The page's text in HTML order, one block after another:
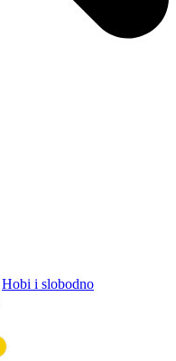
Hobi i slobodno